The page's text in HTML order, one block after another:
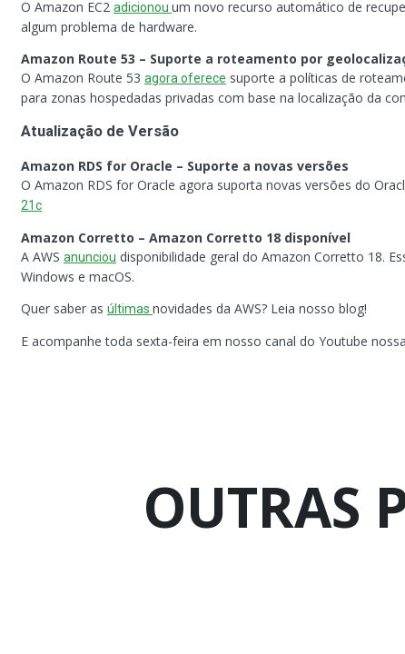
O Amazon EC2 adicionou um novo recurso automático de
algum problema de hardware.
Amazon Route 53 – Suporte a roteamento por
O Amazon Route 53 agora oferece suporte a políticas de
para zonas hospedadas privadas com base na localização da
Atualização de Versão
Amazon RDS for Oracle – Suporte a novas versões
O Amazon RDS for Oracle agora suporta novas versões do
21c
Amazon Corretto – Amazon Corretto 18 disponível
A AWS anunciou disponibilidade geral do Amazon Corretto 18.
Windows e macOS.
Quer saber as últimas novidades da AWS? Leia nosso blog!
E acompanhe toda sexta-feira em nosso canal do Youtube
OUTRAS